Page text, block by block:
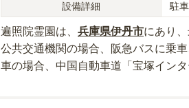
設備詳細 駐
遍照院霊園 は、 兵庫県伊丹市にあり
公共交通機関の場合 、阪急バスに乗
車の場合 、中国自動車道「宝塚イン